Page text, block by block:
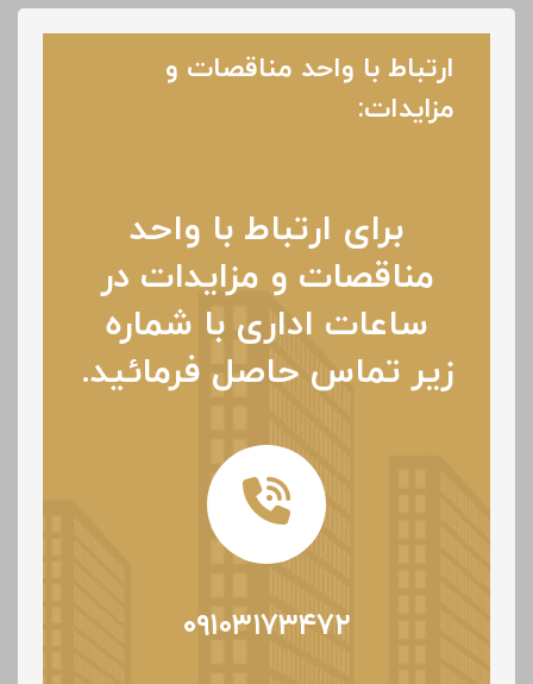
ارتباط با واحد مناقصات و
مزایدات:
برای ارتباط با واحد
مناقصات و مزایدات در
ساعات اداری با شماره
زیر تماس حاصل فرمائید.
۰۹۱۰۳۱۷۳۴۷۲